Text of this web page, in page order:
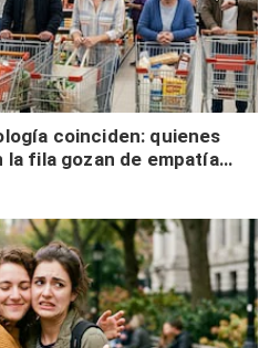
coinciden: quienes
la fila gozan de empatía
solo tienen autocontrol